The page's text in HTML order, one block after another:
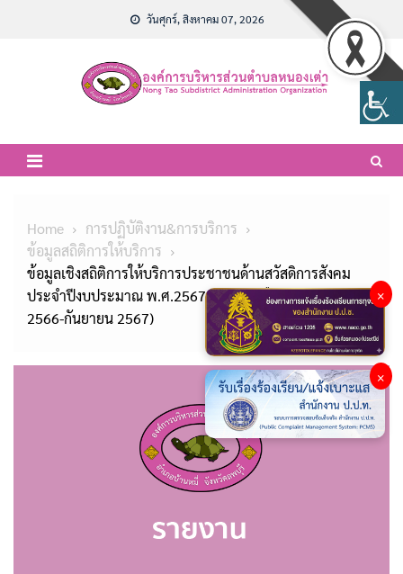
วันศุกร์, สิงหาคม 07, 2026
Home
การปฏิบัติงาน&การบริการ
ข้อมูลสถิติการให้บริการ
ข้อมูลเชิงสถิติการให้บริการประชาชนด้านสวัสดิการสังคม
ประจำปีงบประมาณ พ.ศ.2567 รอบ 12 เดือน (ตุลาคม
2566-กันยายน 2567)
×
×